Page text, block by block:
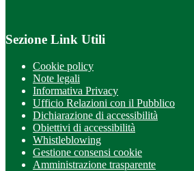
Sezione Link Utili
Cookie policy
Note legali
Informativa Privacy
Ufficio Relazioni con il Pubblico
Dichiarazione di accessibilità
Obiettivi di accessibilità
Whistleblowing
Gestione consensi cookie
Amministrazione trasparente